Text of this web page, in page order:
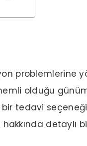
problemlerine
olduğu
tedavi
hakkında detaylı